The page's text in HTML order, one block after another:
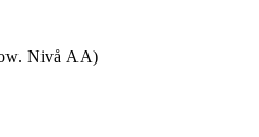
Nivå AA)